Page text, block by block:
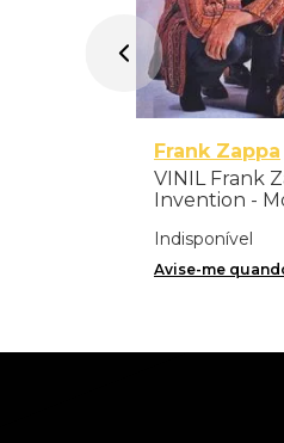
Frank Zappa
VINIL Frank
Invention -
Indisponível
Avise-me